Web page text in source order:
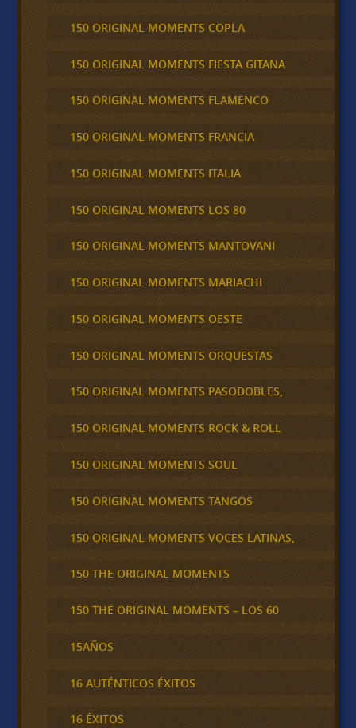
150 ORIGINAL MOMENTS COPLA
150 ORIGINAL MOMENTS FIESTA GITANA
150 ORIGINAL MOMENTS FLAMENCO
150 ORIGINAL MOMENTS FRANCIA
150 ORIGINAL MOMENTS ITALIA
150 ORIGINAL MOMENTS LOS 80
150 ORIGINAL MOMENTS MANTOVANI
150 ORIGINAL MOMENTS MARIACHI
150 ORIGINAL MOMENTS OESTE
150 ORIGINAL MOMENTS ORQUESTAS
150 ORIGINAL MOMENTS PASODOBLES,
150 ORIGINAL MOMENTS ROCK & ROLL
150 ORIGINAL MOMENTS SOUL
150 ORIGINAL MOMENTS TANGOS
150 ORIGINAL MOMENTS VOCES LATINAS,
150 THE ORIGINAL MOMENTS
150 THE ORIGINAL MOMENTS – LOS 60
15AÑOS
16 AUTÉNTICOS ÉXITOS
16 ÉXITOS